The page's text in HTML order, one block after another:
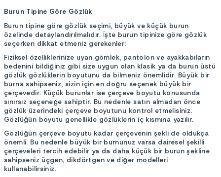
Burun Tipine Göre Gözlük
Burun tipine göre gözlük seçimi, büyük ve küçük burun
özelinde detaylandırılmalıdır. İşte burun tipinize göre gözlük
seçerken dikkat etmeniz gerekenler:
Fiziksel özelliklerinize uyan gömlek, pantolon ve ayakkabıların
bedenini bildiğiniz gibi size uygun olan klasik ya da burun üstü
gözlük gözlüklerin boyutunu da bilmeniz önemlidir. Büyük bir
burna sahipseniz, sizin için en doğru seçenek büyük bir
çerçevedir. Küçük burunlar ise çerçeve boyutu konusunda
sınırsız seçeneğe sahiptir. Bu nedenle satın almadan önce
gözlük üzerindeki çerçeve boyutunu kontrol etmelisiniz.
Gözlüğün boyutu genellikle gözlüklerin iç kısmına yazılır.
Gözlüğün çerçeve boyutu kadar çerçevenin şekli de oldukça
önemli. Bu nedenle büyük bir burnunuz varsa dairesel şekilli
çerçeveleri tercih edebilir ya da daha küçük bir burun şekline
sahipseniz üçgen, dikdörtgen ve diğer modelleri
kullanabilirsiniz.